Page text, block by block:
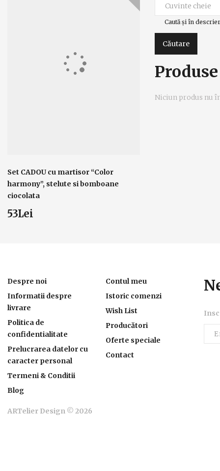
Set CADOU cu martisor “Color
harmony”, stelute si bomboane
ciocolata
53Lei
Caută și în
Niciun produs nu
Despre noi
Informatii despre
livrare
Politica de
confidentialitate
Prelucrarea datelor cu
caracter personal
Termeni & Conditii
Blog
Contul meu
Istoric comenzi
Wish List
Producători
Oferte speciale
Contact
ARTelier Design © 2026